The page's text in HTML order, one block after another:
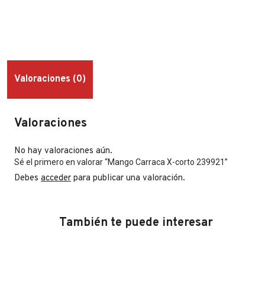
Valoraciones (0)
Valoraciones
No hay valoraciones aún.
Sé el primero en valorar “Mango Carraca X-corto 239921”
Debes acceder para publicar una valoración.
También te puede interesar